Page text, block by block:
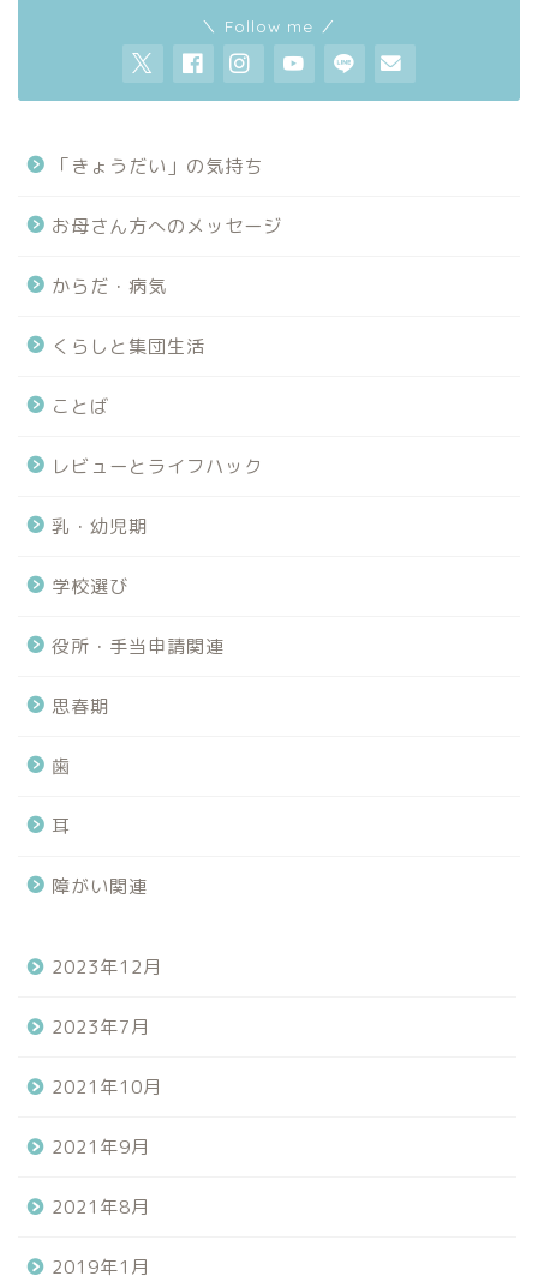
＼ Follow me ／
「きょうだい」の気持ち
お母さん方へのメッセージ
からだ・病気
くらしと集団生活
ことば
レビューとライフハック
乳・幼児期
学校選び
役所・手当申請関連
思春期
歯
耳
障がい関連
2023年12月
2023年7月
2021年10月
2021年9月
2021年8月
2019年1月